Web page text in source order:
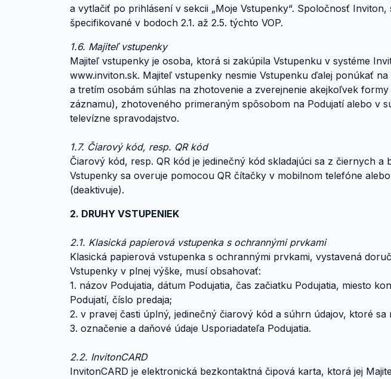
a vytlačiť po prihlásení v sekcii „Moje Vstupenky“. Spoločnosť
špecifikované v bodoch 2.1. až 2.5. týchto VOP.
1.6. Majiteľ vstupenky
Majiteľ vstupenky je osoba, ktorá si zakúpila Vstupenku v systéme
www.inviton.sk. Majiteľ vstupenky nesmie Vstupenku ďalej ponúkať
a tretím osobám súhlas na zhotovenie a zverejnenie akejkoľvek
záznamu), zhotoveného primeraným spôsobom na Podujatí alebo v
televízne spravodajstvo.
1.7. Čiarový kód, resp. QR kód
Čiarový kód, resp. QR kód je jedinečný kód skladajúci sa z čiernych
Vstupenky sa overuje pomocou QR čítačky v mobilnom telefóne
(deaktivuje).
2. DRUHY VSTUPENIEK
2.1. Klasická papierová vstupenka s ochrannými prvkami
Klasická papierová vstupenka s ochrannými prvkami, vystavená
Vstupenky v plnej výške, musí obsahovať:
1. názov Podujatia, dátum Podujatia, čas začiatku Podujatia, miesto
Podujatí, číslo predaja;
2. v pravej časti úplný, jedinečný čiarový kód a súhrn údajov, ktoré sa
3. označenie a daňové údaje Usporiadateľa Podujatia.
2.2. InvitonCARD
InvitonCARD je elektronická bezkontaktná čipová karta, ktorá jej